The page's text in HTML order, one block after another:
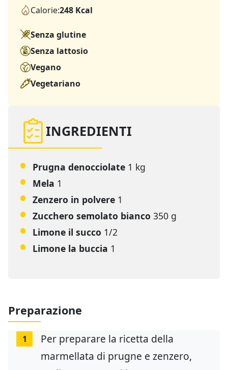
Calorie:248 Kcal
Senza glutine
Senza lattosio
Vegano
Vegetariano
INGREDIENTI
Prugna denocciolate 1 kg
Mela 1
Zenzero in polvere 1
Zucchero semolato bianco 350 g
Limone il succo 1/2
Limone la buccia 1
Preparazione
1
Per preparare la ricetta della
marmellata di prugne e zenzero,